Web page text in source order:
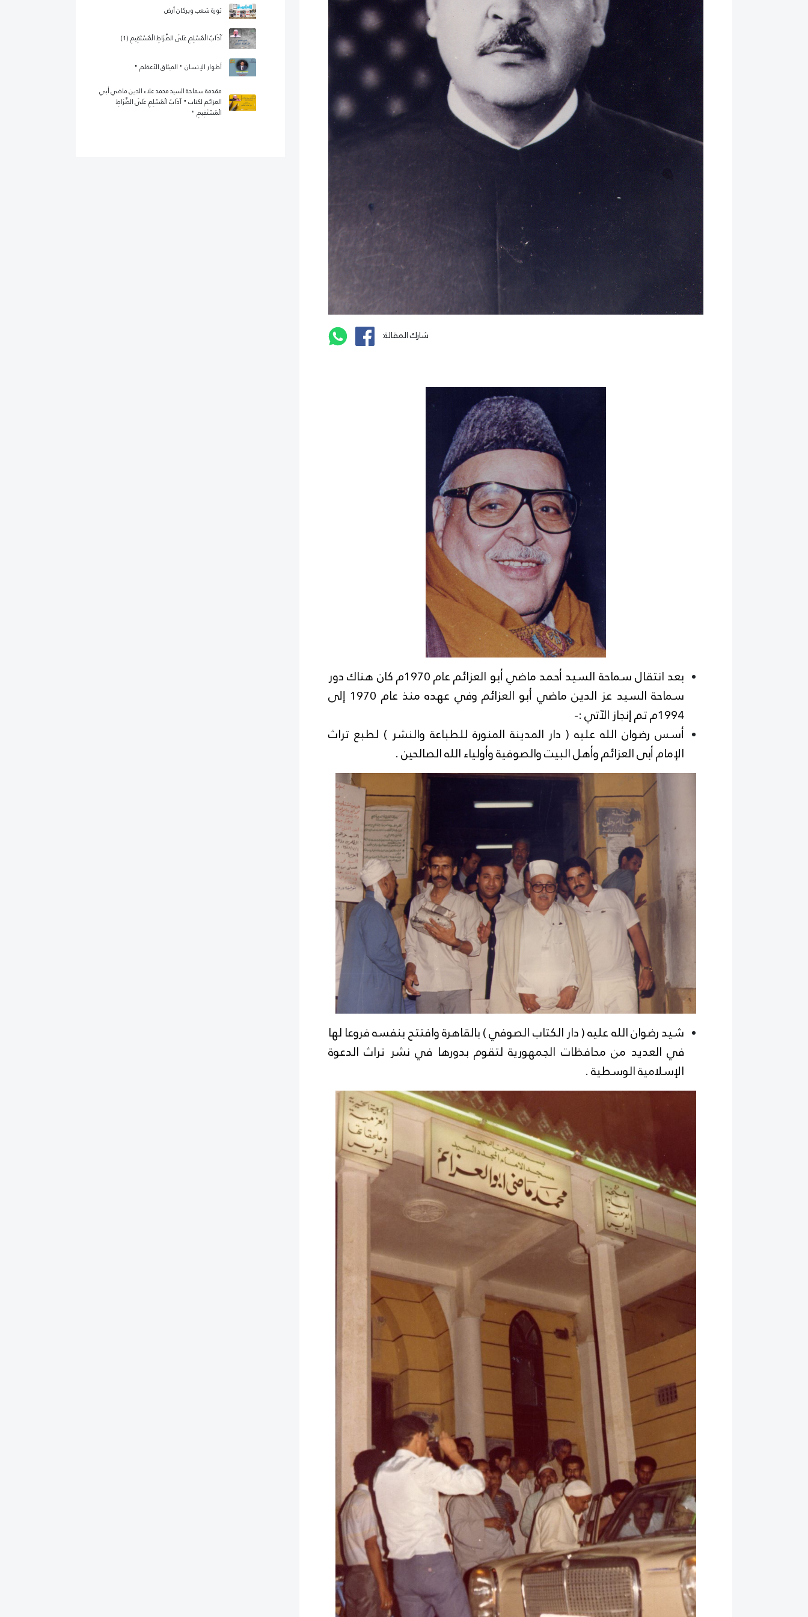
شارك المقالة:
بعد انتقال سماحة السيد أحمد ماضي أبو العزائم عام 1970م كان هناك دور
سماحة السيد عز الدين ماضي أبو العزائم وفي عهده منذ عام 1970 إلى
1994م تم إنجاز الآتي :-
أسس رضوان الله عليه ( دار المدينة المنورة للطباعة والنشر ) لطبع تراث
الإمام أبى العزائم وأهل البيت والصوفية وأولياء الله الصالحين .
شيد رضوان الله عليه ( دار الكتاب الصوفي ) بالقاهرة وافتتح بنفسه فروعا لها
في العديد من محافظات الجمهورية لتقوم بدورها في نشر تراث الدعوة
الإسلامية الوسطية .
ثورة شعب وبركان أرض
آدَابُ الْمُسْلِمِ عَلَى الصِّرَاطِ الْمُسْتَقِيمِ (1)
أطوار الإنسان " الميثاق الأعظم "
مقدمة سماحة السيد محمد علاء الدين ماضي أبي
العزائم لكتاب " آدَابُ الْمُسْلِمِ عَلَى الصِّرَاطِ
الْمُسْتَقِيمِ "